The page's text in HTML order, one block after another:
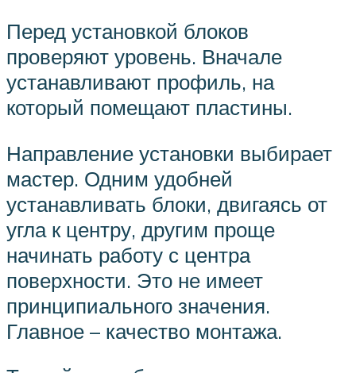
Перед установкой блоков
проверяют уровень. Вначале
устанавливают профиль, на
который помещают пластины.
Направление установки выбирает
мастер. Одним удобней
устанавливать блоки, двигаясь от
угла к центру, другим проще
начинать работу с центра
поверхности. Это не имеет
принципиального значения.
Главное – качество монтажа.